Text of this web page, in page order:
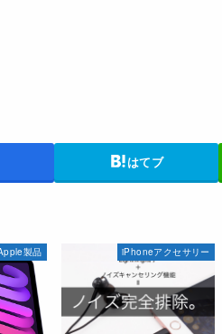
はてブ
製品 iPhoneアクセサリー